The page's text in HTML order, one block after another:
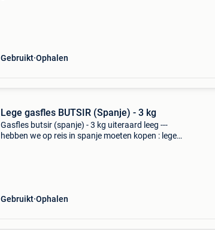
Gebruikt Ophalen
Lege gasfles BUTSIR (Spanje) - 3 kg
Gasfles butsir (spanje) - 3 kg uiteraard leeg ---
hebben we op reis in spanje moeten kopen : lege
Gebruikt Ophalen